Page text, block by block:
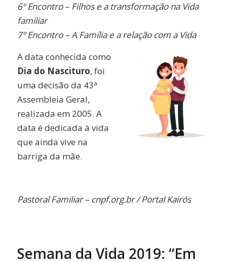
6º Encontro – Filhos e a transformação na Vida
familiar
7º Encontro – A Família e a relação com a Vida
A data conhecida como
Dia do Nascituro, foi
uma decisão da 43ª
Assembleia Geral,
realizada em 2005. A
data é dedicada à vida
que ainda vive na
barriga da mãe.
Pastoral Familiar – cnpf.org.br / Portal Kairós
Semana da Vida 2019: “Em